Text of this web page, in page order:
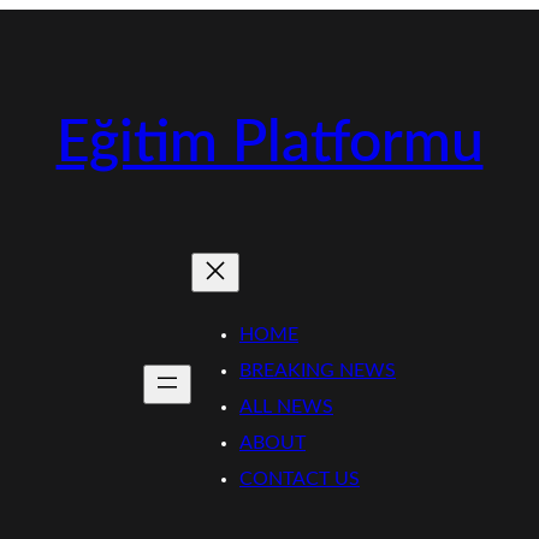
Eğitim Platformu
HOME
BREAKING NEWS
ALL NEWS
ABOUT
CONTACT US